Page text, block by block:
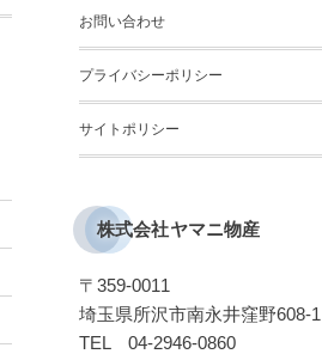
お問い合わせ
プライバシーポリシー
サイトポリシー
株式会社ヤマニ物産
〒359-0011
埼玉県所沢市南永井窪野608-1
TEL 04-2946-0860